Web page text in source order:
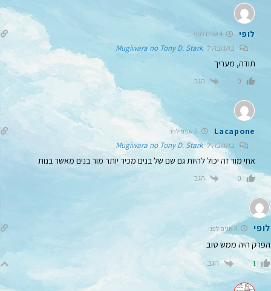
לופי
בתגובה לMugiwara no Tony D. Stark
תודה, מעריך
0 הגב
Lacapone
בתגובה לMugiwara no Tony D. Stark
אחי מור זה יכול להיות גם שם של בנים מכיר יותר מור בנים מאשר בנות
0 הגב
לופי
הפרק היה ממש טוב
1 הגב